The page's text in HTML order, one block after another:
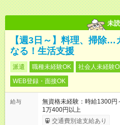
未読
【週3日～】料理、掃除
なる！生活支援
派遣 職種未経験OK 社会人未経験
WEB登録・面接OK
給与
無資格未経験：時給1300
1万400円以上
交通費別途支給あり